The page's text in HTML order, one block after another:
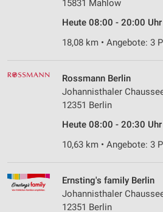
15831 Mahlow
Heute 08:00 - 20:00 Uhr
18,08 km • Angebote: 3
Rossmann Berlin
Johannisthaler
12351 Berlin
Heute 08:00 - 20:30 Uhr
10,63 km • Angebote: 3
Ernsting's family Berlin
Johannisthaler
12351 Berlin
auf einem Endgerät
Verwendung reduzierter Daten zur
Werbeanzeigen
Werbung
Verwendung von Profilen zur Auswahl
Erstellung von Profilen zur
von Inhalten
Verwendung von Profilen zur Auswahl
personalisierter Inhalte
Messung der Werbeleistung